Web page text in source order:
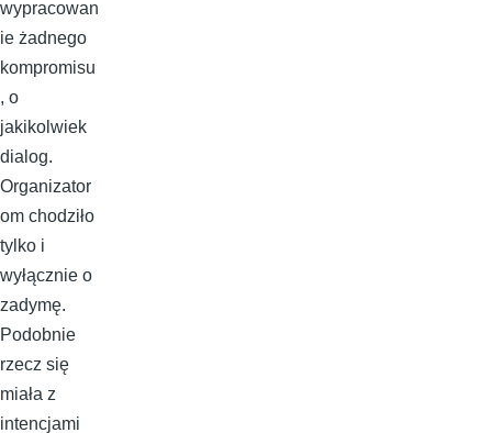
wypracowan
ie żadnego
kompromisu
, o
jakikolwiek
dialog.
Organizator
om chodziło
tylko i
wyłącznie o
zadymę.
Podobnie
rzecz się
miała z
intencjami